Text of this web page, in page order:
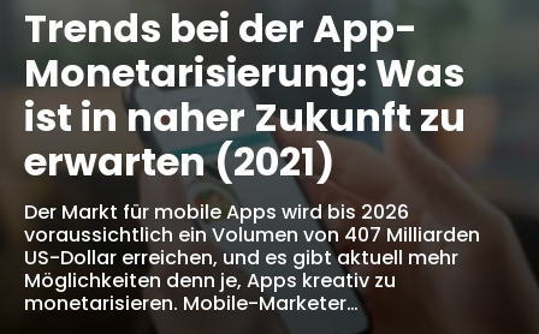
Trends bei der App-
Monetarisierung: Was
ist in naher Zukunft zu
erwarten (2021)
Der Markt für mobile Apps wird bis 2026
voraussichtlich ein Volumen von 407 Milliarden
US-Dollar erreichen, und es gibt aktuell mehr
Möglichkeiten denn je, Apps kreativ zu
monetarisieren. Mobile-Marketer…